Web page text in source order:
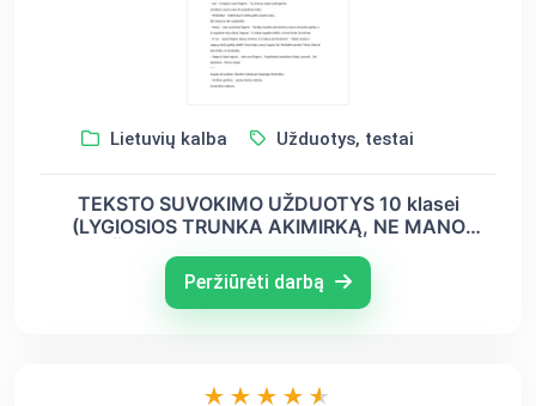
Lietuvių kalba Užduotys, testai
TEKSTO SUVOKIMO UŽDUOTYS 10 klasei
(LYGIOSIOS TRUNKA AKIMIRKĄ, NE MANO
Peržiūrėti darbą